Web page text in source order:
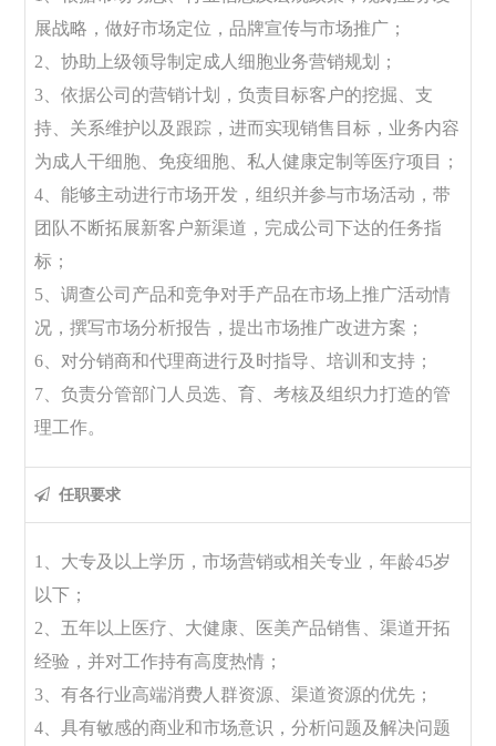
展战略，做好市场定位，品牌宣传与市场推广；
2、协助上级领导制定成人细胞业务营销规划；
3、依据公司的营销计划，负责目标客户的挖掘、支
持、关系维护以及跟踪，进而实现销售目标，业务内容
为成人干细胞、免疫细胞、私人健康定制等医疗项目；
4、能够主动进行市场开发，组织并参与市场活动，带
团队不断拓展新客户新渠道，完成公司下达的任务指
标；
5、调查公司产品和竞争对手产品在市场上推广活动情
况，撰写市场分析报告，提出市场推广改进方案；
6、对分销商和代理商进行及时指导、培训和支持；
7、负责分管部门人员选、育、考核及组织力打造的管
理工作。
任职要求
1、大专及以上学历，市场营销或相关专业，年龄45岁
以下；
2、五年以上医疗、大健康、医美产品销售、渠道开拓
经验，并对工作持有高度热情；
3、有各行业高端消费人群资源、渠道资源的优先；
4、具有敏感的商业和市场意识，分析问题及解决问题